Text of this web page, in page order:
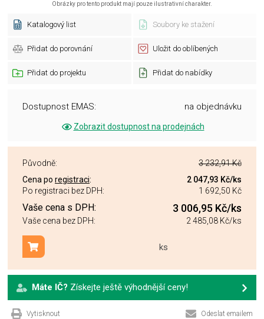
Obrázky pro tento produkt mají pouze ilustrativní charakter.
Katalogový list Soubory ke stažení
Přidat do porovnání Uložit do oblíbených
Přidat do projektu Přidat do nabídky
Dostupnost EMAS: na objednávku
Zobrazit dostupnost na prodejnách
Původně:
3 232,91 Kč
Cena po registraci: 2 047,93 Kč/ks
Po registraci bez DPH:
1 692,50 Kč
Vaše cena s DPH: 3 006,95 Kč/ks
Vaše cena bez DPH: 2 485,08 Kč/ks
ks
Přidat do košíku
Máte IČ? Získejte ještě výhodnější ceny!
Vytisknout Odeslat emailem